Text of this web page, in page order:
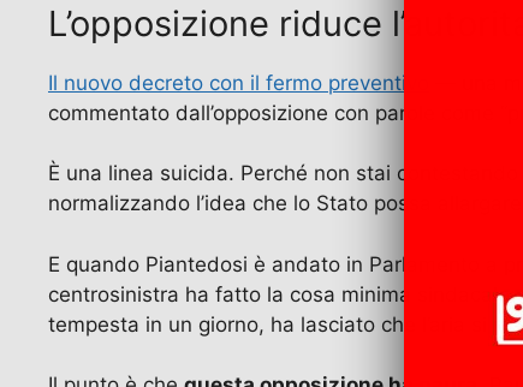
L’opposizione riduce
Il nuovo decreto con il fermo preventivo
— una
commentato dall’opposizione con parole come
È una linea suicida. Perché non stai
normalizzando l’idea che lo Stato possa
E quando Piantedosi è andato in Parlamento a
centrosinistra ha fatto la cosa minima
tempesta in un giorno, ha lasciato che l’aria si